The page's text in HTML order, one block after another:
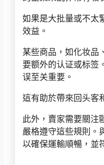
如果是大批量或不太
效益。
某些商品，如化妆品
要额外的认证或标签
误至关重要。
這有助於帶來回头客
此外，賣家需要關注
嚴格遵守這些規則。
以確保運輸順暢，並